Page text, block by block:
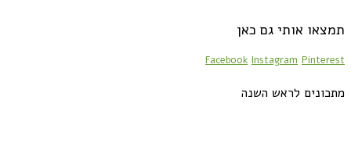
תמצאו אותי גם כאן
Facebook Instagram Pinterest
מתכונים לראש השנה